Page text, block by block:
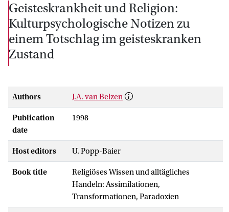
Geisteskrankheit und Religion:
Kulturpsychologische Notizen zu
einem Totschlag im geisteskranken
Zustand
Authors J.A. van Belzen
Publication
date
1998
Host editors U. Popp-Baier
Book title
Religiöses Wissen und alltägliches
Handeln: Assimilationen,
Transformationen, Paradoxien